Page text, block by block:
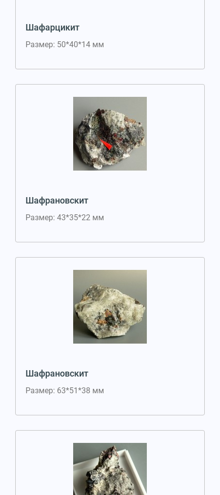
Шафарцикит
Размер: 50*40*14 мм
Шафрановскит
Размер: 43*35*22 мм
Шафрановскит
Размер: 63*51*38 мм